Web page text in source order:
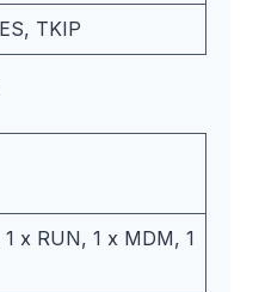
TKIP
x RUN, 1 x MDM, 1